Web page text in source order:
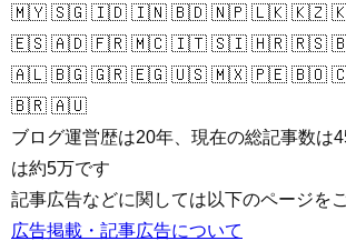
🇲🇾 🇸🇬 🇮🇩 🇮🇳 🇧🇩 🇳🇵 🇱🇰 🇰🇿
🇪🇸 🇦🇩 🇫🇷 🇲🇨 🇮🇹 🇸🇮 🇭🇷 🇷🇸
🇦🇱 🇧🇬 🇬🇷 🇪🇬 🇺🇸 🇲🇽 🇵🇪 🇧🇴
🇧🇷 🇦🇺
ブログ運営歴は20年、現在の総記事数は
は約5万です
記事広告などに関しては以下のページを
広告掲載・記事広告について